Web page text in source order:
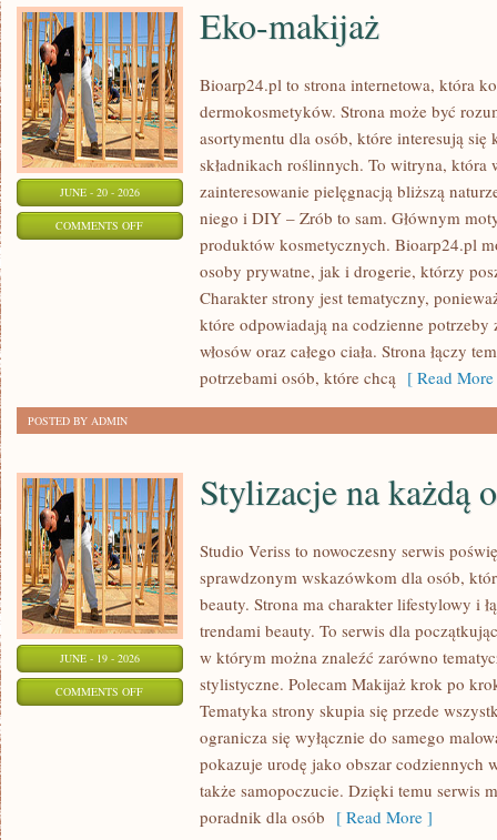
JUNE - 20 - 2026
COMMENTS OFFON
Eko-makijaż
Bioarp24.pl to strona internetowa, która
dermokosmetyków. Strona może być
asortymentu dla osób, które interesują
składnikach roślinnych. To witryna, która
zainteresowanie pielęgnacją bliższą
niego i DIY – Zrób to sam. Głównym
produktów kosmetycznych. Bioarp24.pl
osoby prywatne, jak i drogerie, którzy
Charakter strony jest tematyczny,
które odpowiadają na codzienne potrzeby
włosów oraz całego ciała. Strona łączy
potrzebami osób, które chcą [ Read
POSTED BY ADMIN
JUNE - 19 - 2026
COMMENTS OFFON
STYLIZACJE
Stylizacje na każdą
Studio Veriss to nowoczesny serwis
sprawdzonym wskazówkom dla osób,
beauty. Strona ma charakter lifestylowy i
trendami beauty. To serwis dla
w którym można znaleźć zarówno
stylistyczne. Polecam Makijaż krok po
Tematyka strony skupia się przede
ogranicza się wyłącznie do samego
pokazuje urodę jako obszar codziennych
także samopoczucie. Dzięki temu serwis
poradnik dla osób [ Read More ]